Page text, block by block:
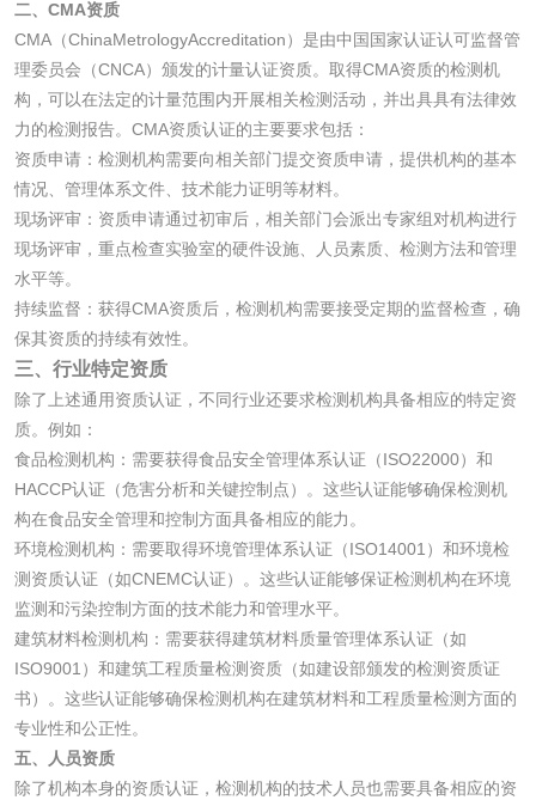
二、CMA资质
CMA（ChinaMetrologyAccreditation）是由中国国家认证认可监督管
理委员会（CNCA）颁发的计量认证资质。取得CMA资质的检测机
构，可以在法定的计量范围内开展相关检测活动，并出具具有法律效
力的检测报告。CMA资质认证的主要要求包括：
资质申请：检测机构需要向相关部门提交资质申请，提供机构的基本
情况、管理体系文件、技术能力证明等材料。
现场评审：资质申请通过初审后，相关部门会派出专家组对机构进行
现场评审，重点检查实验室的硬件设施、人员素质、检测方法和管理
水平等。
持续监督：获得CMA资质后，检测机构需要接受定期的监督检查，确
保其资质的持续有效性。
三、行业特定资质
除了上述通用资质认证，不同行业还要求检测机构具备相应的特定资
质。例如：
食品检测机构：需要获得食品安全管理体系认证（ISO22000）和
HACCP认证（危害分析和关键控制点）。这些认证能够确保检测机
构在食品安全管理和控制方面具备相应的能力。
环境检测机构：需要取得环境管理体系认证（ISO14001）和环境检
测资质认证（如CNEMC认证）。这些认证能够保证检测机构在环境
监测和污染控制方面的技术能力和管理水平。
建筑材料检测机构：需要获得建筑材料质量管理体系认证（如
ISO9001）和建筑工程质量检测资质（如建设部颁发的检测资质证
书）。这些认证能够确保检测机构在建筑材料和工程质量检测方面的
专业性和公正性。
五、人员资质
除了机构本身的资质认证，检测机构的技术人员也需要具备相应的资
脱硫脱硝活性炭检
煤质活性炭检测
电厂水处理活性炭
检测
木质活性炭检测
木质净水用活性炭
检测
农药肥料
肥料检测 微生物肥料检测
磷酸肥料检测
化工试剂
乳酸钠检测 消泡剂检测
化工原料检测 化学品检测